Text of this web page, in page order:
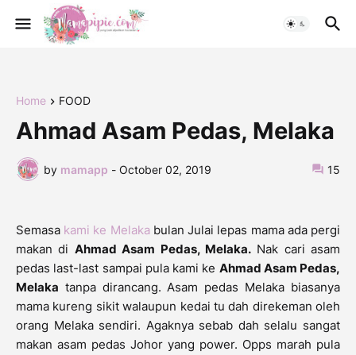
Home FOOD
Ahmad Asam Pedas, Melaka
by mamapp - October 02, 2019 15
Semasa kami ke Melakabulan Julai lepas mama ada pergi
makan di Ahmad Asam Pedas, Melaka.Nak cari asam
pedas last-last sampai pula kami ke Ahmad Asam Pedas,
Melaka tanpa dirancang. Asam pedas Melaka biasanya
mama kureng sikit walaupun kedai tu dah direkeman oleh
orang Melaka sendiri. Agaknya sebab dah selalu sangat
makan asam pedas Johor yang power. Opps marah pula